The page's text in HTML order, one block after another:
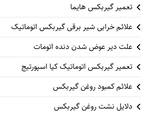
تعمیر گیربکس هایما
علائم خرابی شیر برقی گیربکس اتوماتیک
علت دیر عوض شدن دنده اتومات
تعمیر گیربکس اتوماتیک کیا اسپورتیج
علائم کمبود روغن گیربکس
دلایل نشت روغن گیربکس